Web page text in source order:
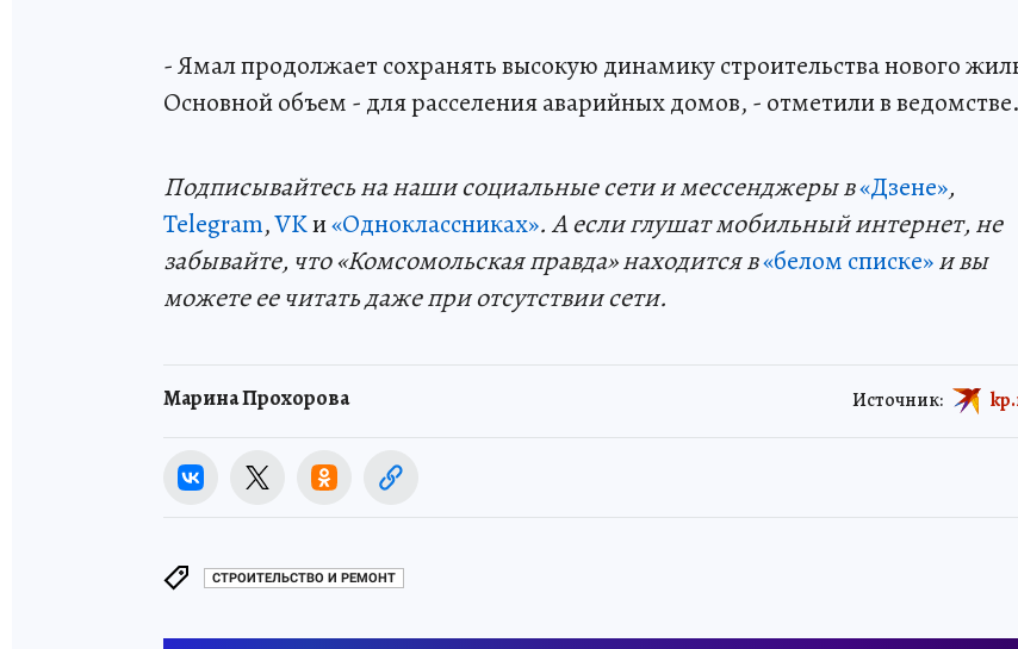
- Ямал продолжает сохранять высокую динамику строительства нового
Основной объем - для расселения аварийных домов, - отметили в ведомстве.
Подписывайтесь на наши социальные сети и мессенджеры в«Дзене»,
Telegram,VKи«Одноклассниках». А если глушат мобильный интернет, не
забывайте, что «Комсомольская правда» находится в«белом списке»и вы
можете ее читать даже при отсутствии сети.
Марина Прохорова Источник:
СТРОИТЕЛЬСТВО И РЕМОНТ